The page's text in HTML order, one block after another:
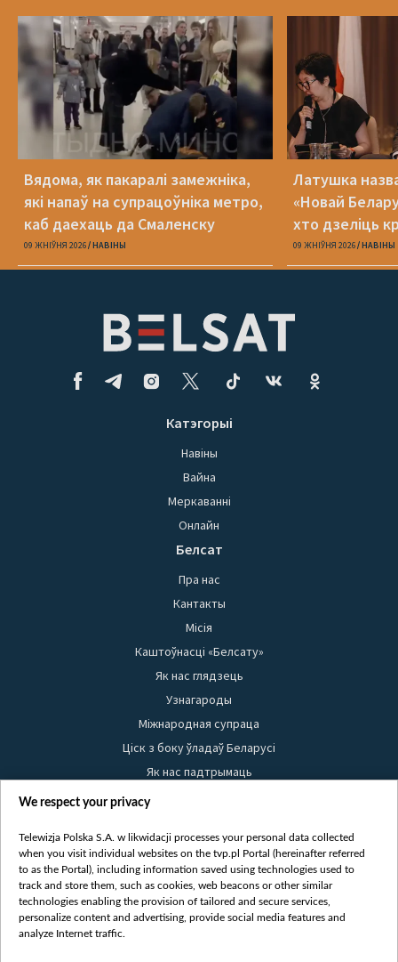
Вядома, як пакаралі замежніка,
які напаў на супрацоўніка метро,
каб даехаць да Смаленску
09 ЖНІЎНЯ 2026 НАВІНЫ
Латушка
«Новай
хто дзеліць
09 ЖНІЎНЯ 2026 НАВІНЫ
Катэгорыі
Навіны
Вайна
Меркаванні
Онлайн
Белсат
Пра нас
Кантакты
Місія
Каштоўнасці «Белсату»
Як нас глядзець
Узнагароды
Міжнародная супраца
Ціск з боку ўладаў Беларусі
Як нас падтрымаць
Правілы выкарыстання матэрыялаў
Бяспека
Youtube
Белсат news
Белсат Shorts
We respect your privacy
Telewizja Polska S.A. w likwidacji processes your personal data collected
when you visit individual websites on the tvp.pl Portal (hereinafter referred
to as the Portal), including information saved using technologies used to
track and store them, such as cookies, web beacons or other similar
technologies enabling the provision of tailored and secure services,
personalize content and advertising, provide social media features and
analyze Internet traffic.